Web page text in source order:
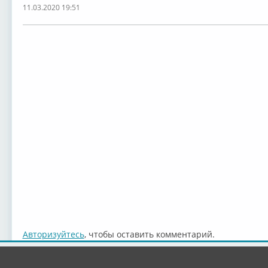
11.03.2020 19:51
Авторизуйтесь, чтобы оставить комментарий.